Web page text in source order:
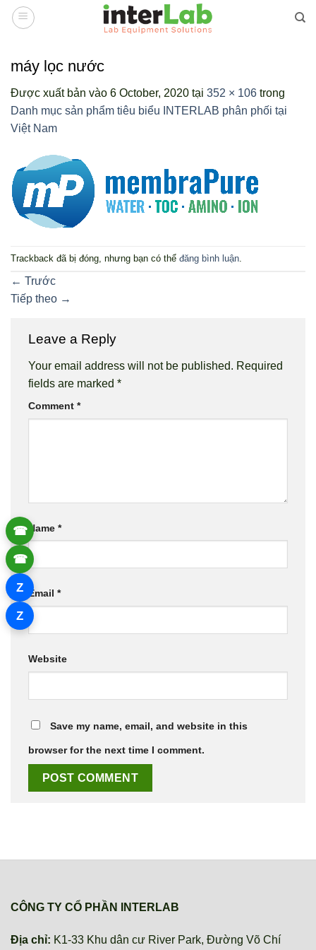
qua
dungmáy lọc nước
Được xuất bản vào 6 October, 2020 tại 352 × 106 trong
Danh mục sản phẩm tiêu biểu INTERLAB phân phối tại
Việt Nam
Trackback đã bị đóng, nhưng bạn có thể đăng bình luận
← Trước
Tiếp theo →
Leave a Reply
Your email address will not be published. Required
fields are marked *
Comment *
Name *
Email *
Website
Save my name, email, and website in this
browser for the next time I comment.
CÔNG TY CỔ PHẦN INTERLAB
Địa chỉ: K1-33 Khu dân cư River Park, Đường Võ Chí
☎
☎
Z
Z